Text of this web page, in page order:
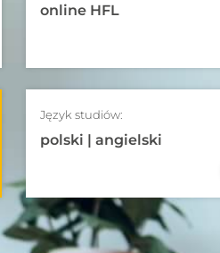
online HFL
Język studiów:
polski | angielski